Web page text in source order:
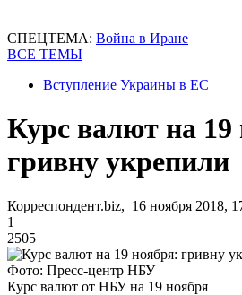
СПЕЦТЕМА: Война в Иране
ВСЕ ТЕМЫ
Вступление Украины в ЕС
Курс валют на 19
гривну укрепили
Корреспондент.biz, 16 ноября 2018,
1
2505
Фото: Пресс-центр НБУ
Курс валют от НБУ на 19 ноября